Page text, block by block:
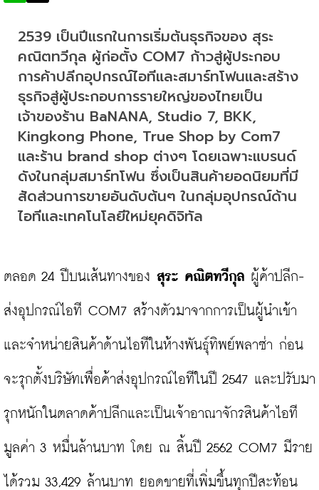
2539 เป็นปีแรกในการเริ่มต้นธุรกิจของ สุระ
คณิตทวีกุล ผู้ก่อตั้ง COM7 ก้าวสู่ผู้ประกอบ
การค้าปลีกอุปกรณ์ไอทีและสมาร์ทโฟนและสร้าง
ธุรกิจสู่ผู้ประกอบการรายใหญ่ของไทยเป็น
เจ้าของร้าน BaNANA, Studio 7, BKK,
Kingkong Phone, True Shop by Com7
และร้าน brand shop ต่างๆ โดยเฉพาะแบรนด์
ดังในกลุ่มสมาร์ทโฟน ซึ่งเป็นสินค้ายอดนิยมที่มี
สัดส่วนการขายอันดับต้นๆ ในกลุ่มอุปกรณ์ด้าน
ไอทีและเทคโนโลยีใหม่ยุคดิจิทัล
ตลอด 24 ปีบนเส้นทางของ สุระ คณิตทวีกุล ผู้ค้าปลีก-
ส่งอุปกรณ์ไอที COM7 สร้างตัวมาจากการเป็นผู้นำเข้า
และจำหน่ายสินค้าด้านไอทีในห้างพันธุ์ทิพย์พลาซ่า ก่อน
จะรุกตั้งบริษัทเพื่อค้าส่งอุปกรณ์ไอทีในปี 2547 และปรับมา
รุกหนักในตลาดค้าปลีกและเป็นเจ้าอาณาจักรสินค้าไอที
มูลค่า 3 หมื่นล้านบาท โดย ณ สิ้นปี 2562 COM7 มีราย
ได้รวม 33,429 ล้านบาท ยอดขายที่เพิ่มขึ้นทุกปีสะท้อน